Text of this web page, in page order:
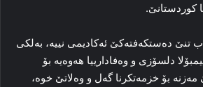
کوردستانێ.
ب تنێ دەستکەفتەکێ ئەکادیمی نیيه‌، بەلکى
دلسۆزی و وەفاداریيا هه‌وه‌يه‌ بۆ
بۆ خزمەتکرنا گەل و وەلاتێ خوە،